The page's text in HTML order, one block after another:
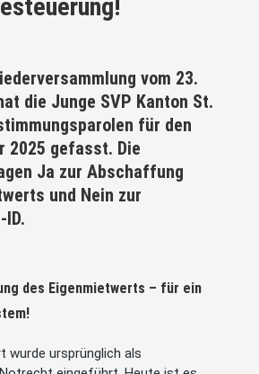
vom 23.
die Junge SVP Kanton St.
für den
2025 gefasst. Die
Ja zur Abschaffung
und Nein zur
des Eigenmietwerts – für ein
wurde ursprünglich als